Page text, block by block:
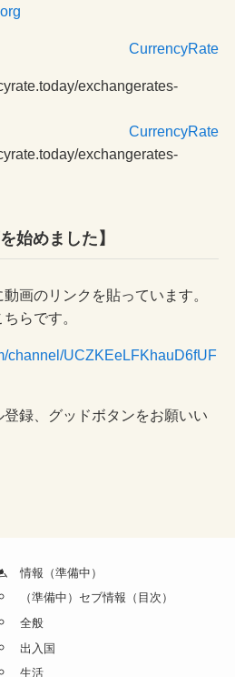
CurrencyRate
exchangerates-
CurrencyRate
exchangerates-
始めました】
画のリンクを貼っています。
らです。
channel/UCZKEeLFKhauD6fUF
録、グッドボタンをお願いい
情報（準備中）
（準備中）セブ情報（目次）
全般
出入国
生活